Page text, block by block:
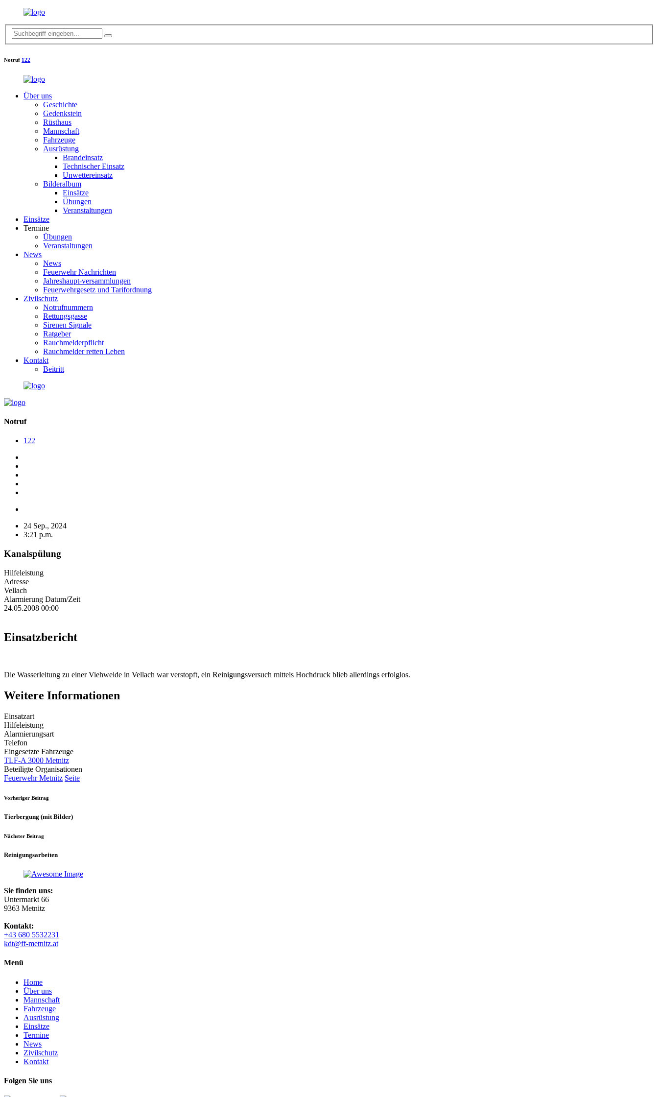
Notruf 122
Über uns
Geschichte
Gedenkstein
Rüsthaus
Mannschaft
Fahrzeuge
Ausrüstung
Brandeinsatz
Technischer Einsatz
Unwettereinsatz
Bilderalbum
Einsätze
Übungen
Veranstaltungen
Einsätze
Termine
Übungen
Veranstaltungen
News
News
Feuerwehr Nachrichten
Jahreshaupt-versammlungen
Feuerwehrgesetz und Tarifordnung
Zivilschutz
Notrufnummern
Rettungsgasse
Sirenen Signale
Ratgeber
Rauchmelderpflicht
Rauchmelder retten Leben
Kontakt
Beitritt
Notruf
122
24 Sep., 2024
3:21 p.m.
Kanalspülung
Hilfeleistung
Adresse
Vellach
Alarmierung Datum/Zeit
24.05.2008 00:00
Einsatzbericht
Die Wasserleitung zu einer Viehweide in Vellach war verstopft, ein Reinigungsversuch mittels Hochdruck blieb allerdings erfolglos.
Weitere Informationen
Einsatzart
Hilfeleistung
Alarmierungsart
Telefon
Eingesetzte Fahrzeuge
TLF-A 3000 Metnitz
Beteiligte Organisationen
Feuerwehr Metnitz Seite
Vorheriger Beitrag
Tierbergung (mit Bilder)
Nächster Beitrag
Reinigungsarbeiten
Sie finden uns:
Untermarkt 66
9363 Metnitz
Kontakt:
+43 680 5532231
kdt@ff-metnitz.at
Menü
Home
Über uns
Mannschaft
Fahrzeuge
Ausrüstung
Einsätze
Termine
News
Zivilschutz
Kontakt
Folgen Sie uns